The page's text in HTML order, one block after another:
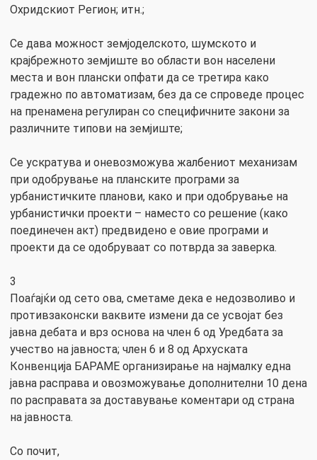
Охридскиот Регион; итн.;
Се дава можност земјоделското, шумското и
крајбрежното земјиште во области вон населени
места и вон плански опфати да се третира како
градежно по автоматизам, без да се спроведе процес
на пренамена регулиран со специфичните закони за
различните типови на земјиште;
Се ускратува и оневозможува жалбениот механизам
при одобрување на планските програми за
урбанистичките планови, како и при одобрување на
урбанистички проекти – наместо со решение (како
поединечен акт) предвидено е овие програми и
проекти да се одобруваат со потврда за заверка.
3
Поаѓајќи од сето ова, сметаме дека е недозволиво и
противзаконски ваквите измени да се усвојат без
јавна дебата и врз основа на член 6 од Уредбата за
учество на јавноста; член 6 и 8 од Архуската
Конвенција БАРАМЕ организирање на најмалку една
јавна расправа и овозможување дополнителни 10 дена
по расправата за доставување коментари од страна
на јавноста.
Со почит,